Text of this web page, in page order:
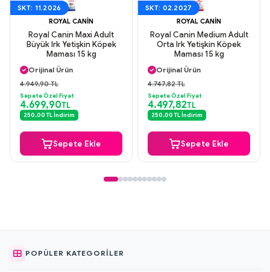
SKT: 11.2026
ROYAL CANIN
Royal Canin Maxi Adult
Büyük Irk Yetişkin Köpek
Maması 15 kg
Aynı Gün Kargo
Orijinal Ürün
Güvenli Ödeme
Aynı Gün Kargo
4.949,90 TL
Sepete Özel Fiyat
4.699,90TL
250,00 TL İndirim
Sepete Ekle
SKT: 02.2027
ROYAL CANIN
Royal Canin Medium Adult
Orta Irk Yetişkin Köpek
Maması 15 kg
Aynı Gün Kargo
Orijinal Ürün
Güvenli Ödeme
Aynı Gün Kargo
4.747,82 TL
Sepete Özel Fiyat
4.497,82TL
250,00 TL İndirim
Sepete Ekle
POPÜLER KATEGORILER